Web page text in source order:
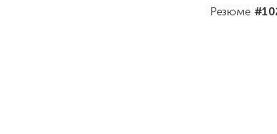
Резюме